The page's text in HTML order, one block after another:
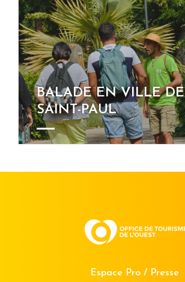
BALADE EN VILLE DE
SAINT-PAUL
Espace Pro / Presse